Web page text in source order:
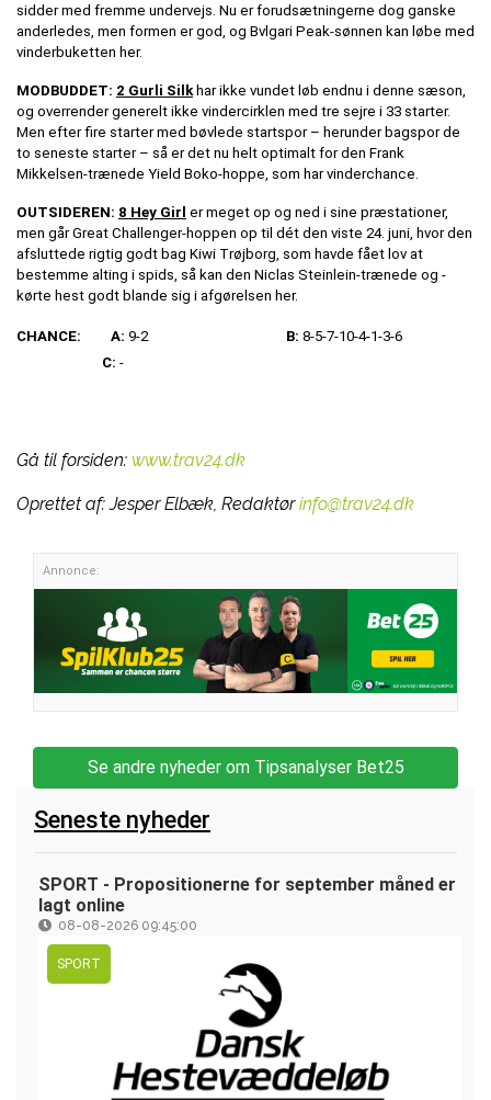
sidder med fremme undervejs. Nu er forudsætningerne dog ganske
anderledes, men formen er god, og Bvlgari Peak-sønnen kan løbe med
vinderbuketten her.
MODBUDDET: 2 Gurli Silkhar ikke vundet løb endnu i denne sæson,
og overrender generelt ikke vindercirklen med tre sejre i 33 starter.
Men efter fire starter med bøvlede startspor – herunder bagspor de
to seneste starter – så er det nu helt optimalt for den Frank
Mikkelsen-trænede Yield Boko-hoppe, som har vinderchance.
OUTSIDEREN: 8 Hey Girl er meget op og ned i sine præstationer,
men går Great Challenger-hoppen op til dét den viste 24. juni, hvor den
afsluttede rigtig godt bag Kiwi Trøjborg, som havde fået lov at
bestemme alting i spids, så kan den Niclas Steinlein-trænede og -
kørte hest godt blande sig i afgørelsen her.
CHANCE: A: 9-2 B: 8-5-7-10-4-1-3-6
C: -
Gå til forsiden: www.trav24.dk
Oprettet af:Jesper Elbæk, Redaktør info@trav24.dk
Annonce:
Se andre nyheder om Tipsanalyser Bet25
Seneste nyheder
SPORT - Propositionerne for september måned er
lagt online
08-08-2026 09:45:00
SPORT